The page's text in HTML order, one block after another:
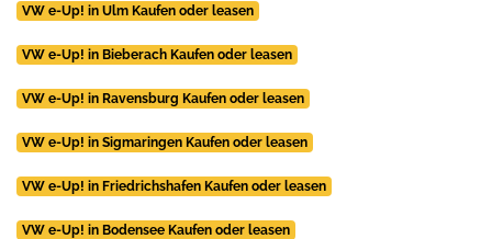
VW e-Up! in Ulm Kaufen oder leasen
VW e-Up! in Bieberach Kaufen oder leasen
VW e-Up! in Ravensburg Kaufen oder leasen
VW e-Up! in Sigmaringen Kaufen oder leasen
VW e-Up! in Friedrichshafen Kaufen oder leasen
VW e-Up! in Bodensee Kaufen oder leasen